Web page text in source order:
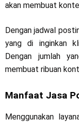
akan membuat
Dengan jadwal
yang di inginkan
Dengan jumlah
membuat ribuan
Manfaat Jasa
Menggunakan